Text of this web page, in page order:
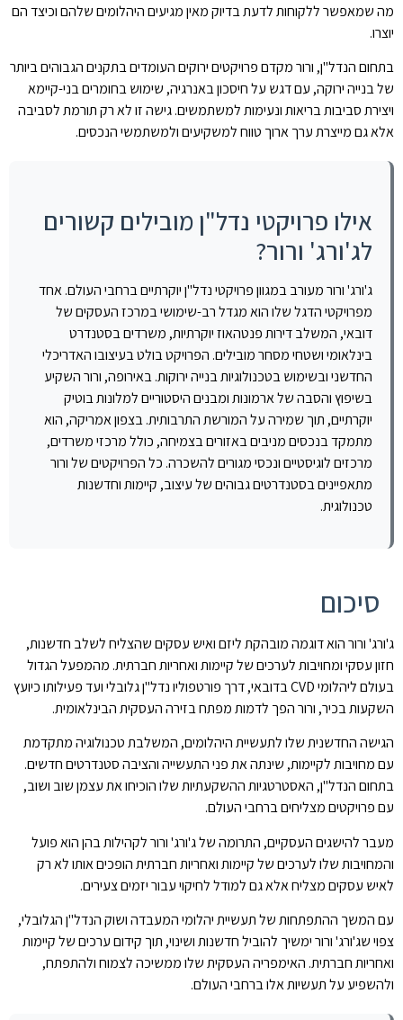
מה שמאפשר ללקוחות לדעת בדיוק מאין מגיעים היהלומים שלהם וכיצד הם
יוצרו.
בתחום הנדל"ן, ורור מקדם פרויקטים ירוקים העומדים בתקנים הגבוהים ביותר
של בנייה ירוקה, עם דגש על חיסכון באנרגיה, שימוש בחומרים בני-קיימא
ויצירת סביבות בריאות ונעימות למשתמשים. גישה זו לא רק תורמת לסביבה
אלא גם מייצרת ערך ארוך טווח למשקיעים ולמשתמשי הנכסים.
אילו פרויקטי נדל"ן מובילים קשורים
לג'ורג' ורור?
ג'ורג' ורור מעורב במגוון פרויקטי נדל"ן יוקרתיים ברחבי העולם. אחד
מפרויקטי הדגל שלו הוא מגדל רב-שימושי במרכז העסקים של
דובאי, המשלב דירות פנטהאוז יוקרתיות, משרדים בסטנדרט
בינלאומי ושטחי מסחר מובילים. הפרויקט בולט בעיצובו האדריכלי
החדשני ובשימוש בטכנולוגיות בנייה ירוקות. באירופה, ורור השקיע
בשיפוץ והסבה של ארמונות ומבנים היסטוריים למלונות בוטיק
יוקרתיים, תוך שמירה על המורשת התרבותית. בצפון אמריקה, הוא
מתמקד בנכסים מניבים באזורים בצמיחה, כולל מרכזי משרדים,
מרכזים לוגיסטיים ונכסי מגורים להשכרה. כל הפרויקטים של ורור
מתאפיינים בסטנדרטים גבוהים של עיצוב, קיימות וחדשנות
טכנולוגית.
סיכום
ג'ורג' ורור הוא דוגמה מובהקת ליזם ואיש עסקים שהצליח לשלב חדשנות,
חזון עסקי ומחויבות לערכים של קיימות ואחריות חברתית. מהמפעל הגדול
בעולם ליהלומי CVD בדובאי, דרך פורטפוליו נדל"ן גלובלי ועד פעילותו כיועץ
השקעות בכיר, ורור הפך לדמות מפתח בזירה העסקית הבינלאומית.
הגישה החדשנית שלו לתעשיית היהלומים, המשלבת טכנולוגיה מתקדמת
עם מחויבות לקיימות, שינתה את פני התעשייה והציבה סטנדרטים חדשים.
בתחום הנדל"ן, האסטרטגיות ההשקעתיות שלו הוכיחו את עצמן שוב ושוב,
עם פרויקטים מצליחים ברחבי העולם.
מעבר להישגים העסקיים, התרומה של ג'ורג' ורור לקהילות בהן הוא פועל
והמחויבות שלו לערכים של קיימות ואחריות חברתית הופכים אותו לא רק
לאיש עסקים מצליח אלא גם למודל לחיקוי עבור יזמים צעירים.
עם המשך ההתפתחות של תעשיית יהלומי המעבדה ושוק הנדל"ן הגלובלי,
צפוי שג'ורג' ורור ימשיך להוביל חדשנות ושינוי, תוך קידום ערכים של קיימות
ואחריות חברתית. האימפריה העסקית שלו ממשיכה לצמוח ולהתפתח,
ולהשפיע על תעשיות אלו ברחבי העולם.